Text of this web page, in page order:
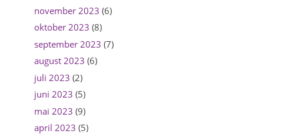
november 2023 (6)
oktober 2023 (8)
september 2023 (7)
august 2023 (6)
juli 2023 (2)
juni 2023 (5)
mai 2023 (9)
april 2023 (5)